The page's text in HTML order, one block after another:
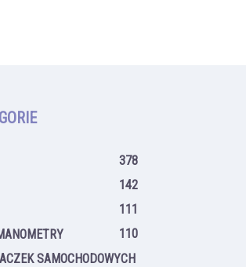
378
142
111
110
SAMOCHODOWYCH